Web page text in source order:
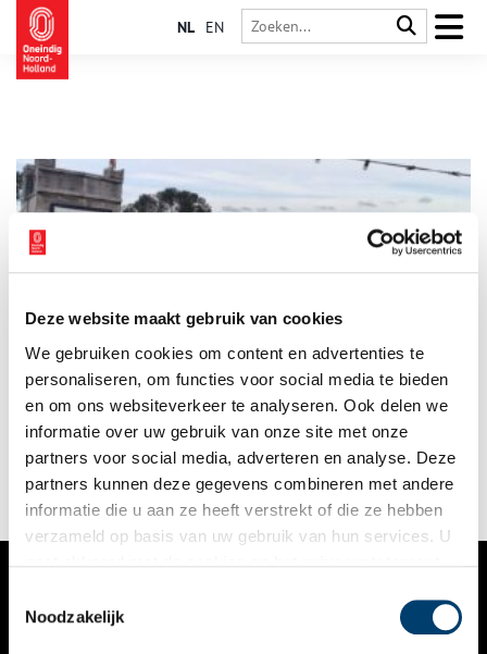
Deze website maakt gebruik van cookies
We gebruiken cookies om content en advertenties te
personaliseren, om functies voor social media te bieden
en om ons websiteverkeer te analyseren. Ook delen we
informatie over uw gebruik van onze site met onze
partners voor social media, adverteren en analyse. Deze
partners kunnen deze gegevens combineren met andere
informatie die u aan ze heeft verstrekt of die ze hebben
verzameld op basis van uw gebruik van hun services. U
Noodzakelijk
NL EN
Op een mooie zondagmiddag zit de Fruittuin van West vol met
jonge gezinnen. Hier, omringd door weilanden, sportvelden en
volkstuintjes, kunnen ze even bijkomen van de drukte in de
hoofdstad. Wat ze niet weten, is dat dit groene stukje van de
Osdorper Binnenpolder een van de laatste oorspronkelijke
veenweidelandschappen is onder de rook van Amsterdam. Een
landschap dat al eeuwenlang min of meer hetzelfde is, maar de
stadsgrens steeds dichterbij heeft zien kruipen.
VERHALEN